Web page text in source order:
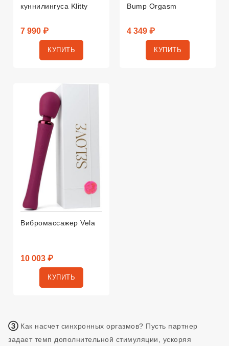
куннилингуса Klitty
7 990 ₽
КУПИТЬ
Bump Orgasm
4 349 ₽
КУПИТЬ
Вибромассажер Vela
10 003 ₽
КУПИТЬ
③ Как насчет синхронных оргазмов? Пусть партнер
задает темп дополнительной стимуляции, ускоряя